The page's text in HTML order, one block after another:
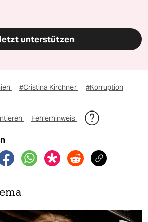
unterstützen
#Cristina Kirchner #Korruption
Fehlerhinweis